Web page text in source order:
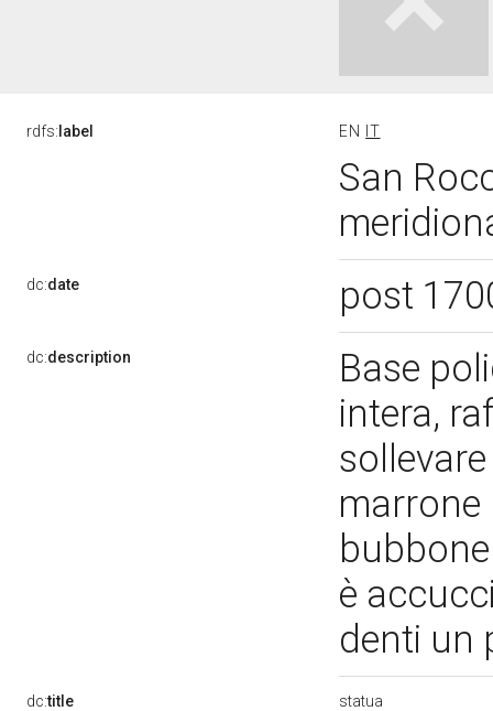
rdfs: label EN IT
San
dc:date post
dc:description
Base
intera,
marrone
è
denti un
dc:title statua